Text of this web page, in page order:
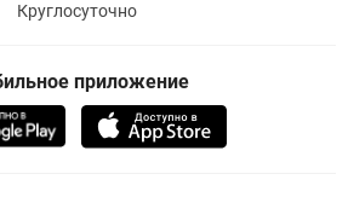
Круглосуточно
приложение